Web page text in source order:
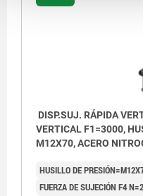
DISP.SUJ. RÁPIDA
VERTICAL F1=3000,
M12X70, ACERO
HUSILLO DE
FUERZA DE SUJECIÓN F4